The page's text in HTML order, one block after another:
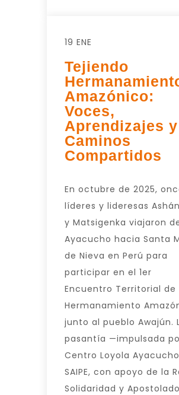
19 ENE
Tejiendo
Amazónico:
Voces,
Aprendizajes y
Caminos
Compartidos
En octubre de 2025,
líderes y lideresas
y Matsigenka viajaron
Ayacucho hacia Santa
de Nieva en Perú para
participar en el 1er
Encuentro Territorial de
Hermanamiento
junto al pueblo Awajún.
pasantía —impulsada
Centro Loyola
SAIPE, con apoyo de la
Solidaridad y Apostolado